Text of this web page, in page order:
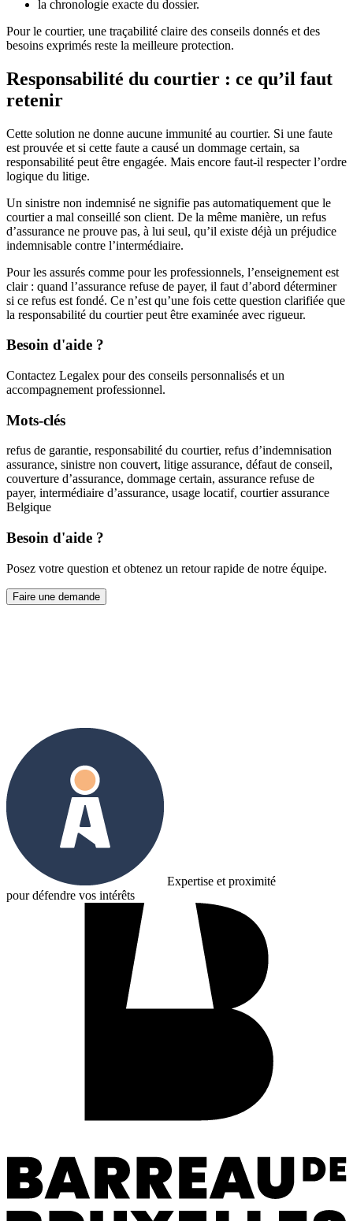
la chronologie exacte du dossier.
Pour le courtier, une traçabilité claire des conseils donnés et des
besoins exprimés reste la meilleure protection.
Responsabilité du courtier : ce qu’il faut
retenir
Cette solution ne donne aucune immunité au courtier. Si une faute
est prouvée et si cette faute a causé un dommage certain, sa
responsabilité peut être engagée. Mais encore faut-il respecter l’ordre
logique du litige.
Un sinistre non indemnisé ne signifie pas automatiquement que le
courtier a mal conseillé son client. De la même manière, un refus
d’assurance ne prouve pas, à lui seul, qu’il existe déjà un préjudice
indemnisable contre l’intermédiaire.
Pour les assurés comme pour les professionnels, l’enseignement est
clair : quand l’assurance refuse de payer, il faut d’abord déterminer
si ce refus est fondé. Ce n’est qu’une fois cette question clarifiée que
la responsabilité du courtier peut être examinée avec rigueur.
Besoin d'aide ?
Contactez Legalex pour des conseils personnalisés et un
accompagnement professionnel.
Mots-clés
refus de garantie, responsabilité du courtier, refus d’indemnisation
assurance, sinistre non couvert, litige assurance, défaut de conseil,
couverture d’assurance, dommage certain, assurance refuse de
payer, intermédiaire d’assurance, usage locatif, courtier assurance
Belgique
Besoin d'aide ?
Posez votre question et obtenez un retour rapide de notre équipe.
Faire une demande
Prendre contact
Expertise et proximité
pour défendre vos intérêts